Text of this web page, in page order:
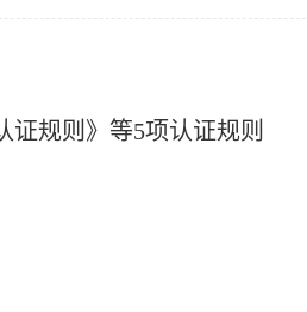
证规则》等5项认证规则